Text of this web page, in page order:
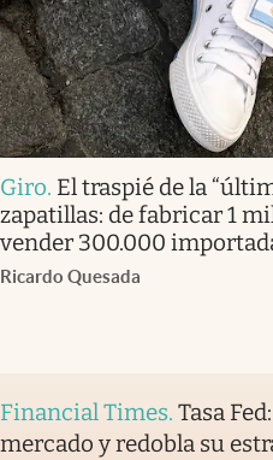
Giro. El traspié de la
zapatillas: de fabricar 1
vender 300.000
Ricardo Quesada
Financial Times. Tasa
mercado y redobla su